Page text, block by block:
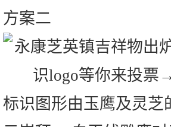
方案二
标识图形由玉鹰及灵芝